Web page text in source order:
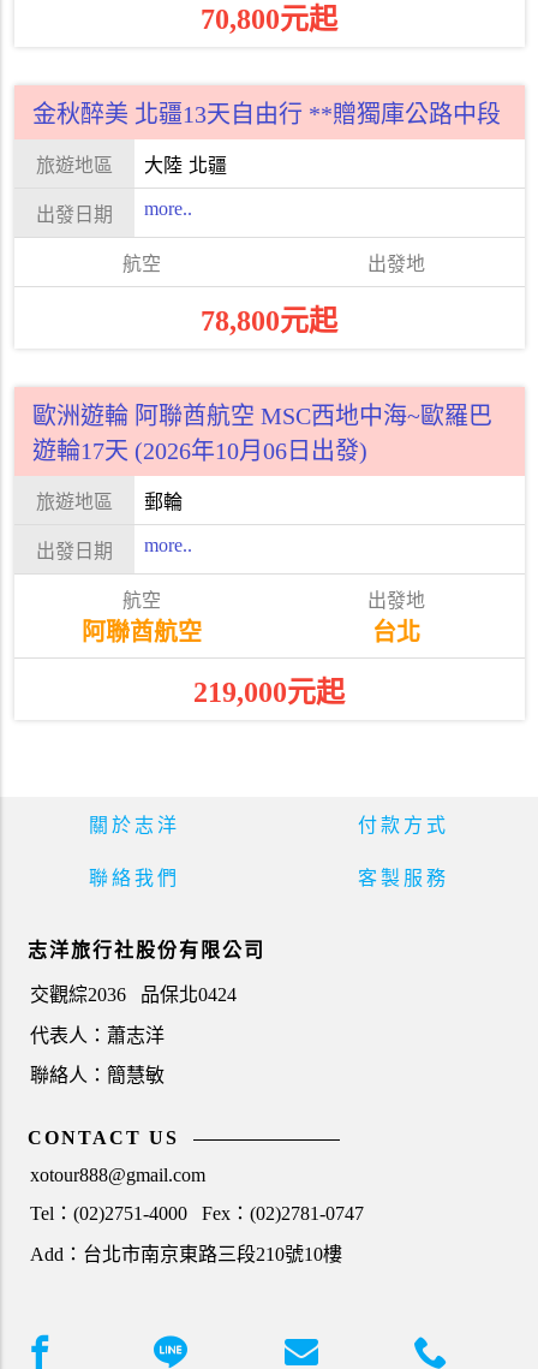
70,800元起
金秋醉美 北疆13天自由行 **贈獨庫公路中段
大陸 北疆
more..
78,800元起
歐洲遊輪 阿聯酋航空 MSC西地中海~歐羅巴
遊輪17天 (2026年10月06日出發)
郵輪
more..
阿聯酋航空 台北
219,000元起
關於志洋 付款方式
聯絡我們 客製服務
志洋旅行社股份有限公司
交觀綜2036
品保北0424
代表人：蕭志洋
聯絡人：簡慧敏
CONTACT US
xotour888@gmail.com
Tel：(02)2751-4000
Fex：(02)2781-0747
Add：台北市南京東路三段210號10樓